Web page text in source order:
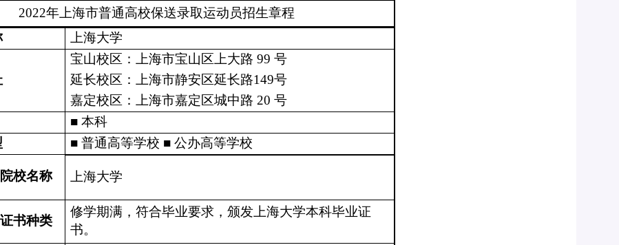
2022年上海市普通高校保送录取运动员招生章程
上海大学
宝山校区：上海市宝山区上大路 99 号
延长校区：上海市静安区延长路149号
嘉定校区：上海市嘉定区城中路 20 号
■ 本科
■ 普通高等学校 ■ 公办高等学校
院校名称 上海大学
证书种类
修学期满，符合毕业要求，颁发上海大学本科毕业证
书。